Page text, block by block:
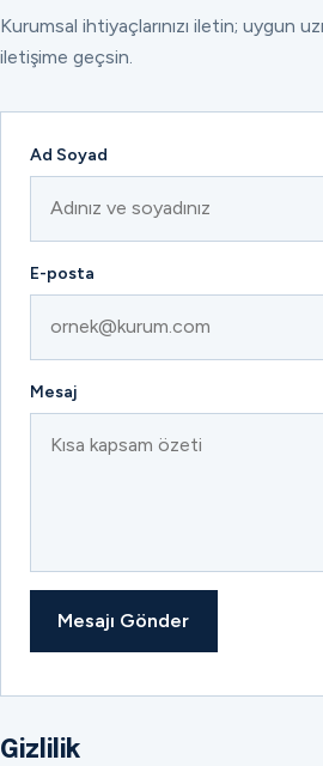
Kurumsal ihtiyaçlarınızı iletin; uygun
iletişime geçsin.
Ad Soyad
E-posta
Mesaj
Mesajı Gönder
Gizlilik